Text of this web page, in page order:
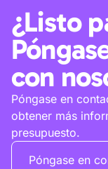
¿Listo
con
Póngase en
obtener más
presupuesto.
Póngase en